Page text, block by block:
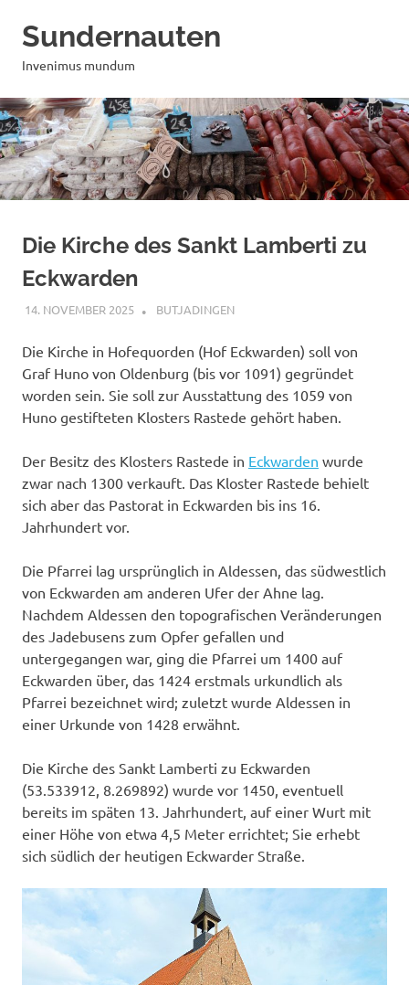
InhaltSundernauten
Invenimus mundum
Die Kirche des Sankt Lamberti zu
Eckwarden
14. NOVEMBER 2025 MAILBOX59846
BUTJADINGEN
Die Kirche in Hofequorden (Hof Eckwarden) soll von
Graf Huno von Oldenburg (bis vor 1091) gegründet
worden sein. Sie soll zur Ausstattung des 1059 von
Huno gestifteten Klosters Rastede gehört haben.
Der Besitz des Klosters Rastede in Eckwarden wurde
zwar nach 1300 verkauft. Das Kloster Rastede behielt
sich aber das Pastorat in Eckwarden bis ins 16.
Jahrhundert vor.
Die Pfarrei lag ursprünglich in Aldessen, das südwestlich
von Eckwarden am anderen Ufer der Ahne lag.
Nachdem Aldessen den topografischen Veränderungen
des Jadebusens zum Opfer gefallen und
untergegangen war, ging die Pfarrei um 1400 auf
Eckwarden über, das 1424 erstmals urkundlich als
Pfarrei bezeichnet wird; zuletzt wurde Aldessen in
einer Urkunde von 1428 erwähnt.
Die Kirche des Sankt Lamberti zu Eckwarden
(53.533912, 8.269892) wurde vor 1450, eventuell
bereits im späten 13. Jahrhundert, auf einer Wurt mit
einer Höhe von etwa 4,5 Meter errichtet; Sie erhebt
sich südlich der heutigen Eckwarder Straße.